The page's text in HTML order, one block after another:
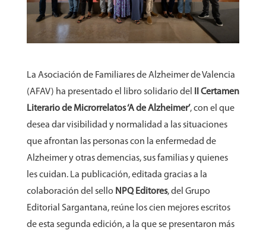
La Asociación de Familiares de Alzheimer de Valencia
(AFAV) ha presentado el libro solidario del
II Certamen
Literario de Microrrelatos ‘A de Alzheimer’, con el que
desea dar visibilidad y normalidad a las situaciones
que afrontan las personas con la enfermedad de
Alzheimer y otras demencias, sus familias y quienes
les cuidan. La publicación, editada gracias a la
colaboración del sello NPQ Editores, del Grupo
Editorial Sargantana, reúne los cien mejores escritos
de esta segunda edición, a la que se presentaron más